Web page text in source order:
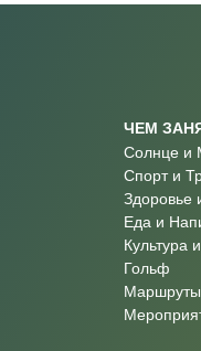
ЧЕМ
Солнце и
Спорт и
Здоровье
Еда и
Культура
Гольф
Маршруты